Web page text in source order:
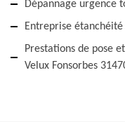
Dépannage urgence
Entreprise
Prestations de pose
Velux Fonsorbes